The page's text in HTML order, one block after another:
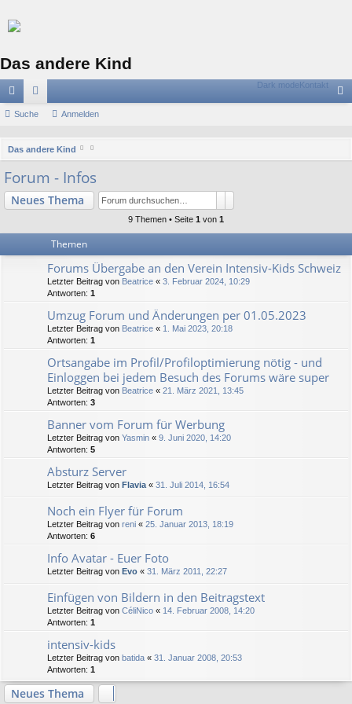
Das andere Kind
ch
llz
ug
riff
or
Dark modeKontakt
el
Suche Anmelden
Das andere Kind
Forum - Infos
Neues Thema
9 Themen • Seite 1 von 1
Themen
Forums Übergabe an den Verein Intensiv-Kids Schweiz
Letzter Beitrag von Beatrice « 3. Februar 2024, 10:29
Antworten: 1
Umzug Forum und Änderungen per 01.05.2023
Letzter Beitrag von Beatrice « 1. Mai 2023, 20:18
Antworten: 1
Ortsangabe im Profil/Profiloptimierung nötig - und
Einloggen bei jedem Besuch des Forums wäre super
Letzter Beitrag von Beatrice « 21. März 2021, 13:45
Antworten: 3
Banner vom Forum für Werbung
Letzter Beitrag von Yasmin « 9. Juni 2020, 14:20
Antworten: 5
Absturz Server
Letzter Beitrag von Flavia « 31. Juli 2014, 16:54
Noch ein Flyer für Forum
Letzter Beitrag von reni « 25. Januar 2013, 18:19
Antworten: 6
Info Avatar - Euer Foto
Letzter Beitrag von Evo « 31. März 2011, 22:27
Einfügen von Bildern in den Beitragstext
Letzter Beitrag von CéliNico « 14. Februar 2008, 14:20
Antworten: 1
intensiv-kids
Letzter Beitrag von batida « 31. Januar 2008, 20:53
Antworten: 1
Neues Thema